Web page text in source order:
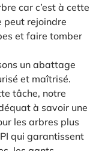
car c’est à cette
peut rejoindre
et faire tomber
un abattage
et maîtrisé.
tâche, notre
à savoir une
les arbres plus
qui garantissent